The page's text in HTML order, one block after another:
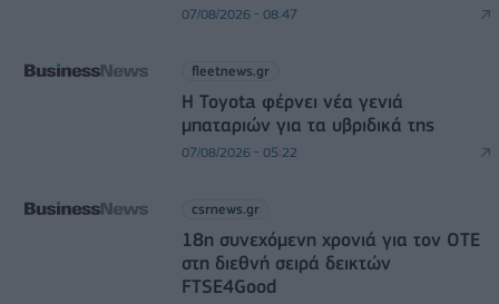
07/08/2026 - 08:47
fleetnews.gr
Η Toyota φέρνει νέα γενιά
μπαταριών για τα υβριδικά της
07/08/2026 - 05:22
csrnews.gr
18η συνεχόμενη χρονιά για τον ΟΤΕ
στη διεθνή σειρά δεικτών
FTSE4Good